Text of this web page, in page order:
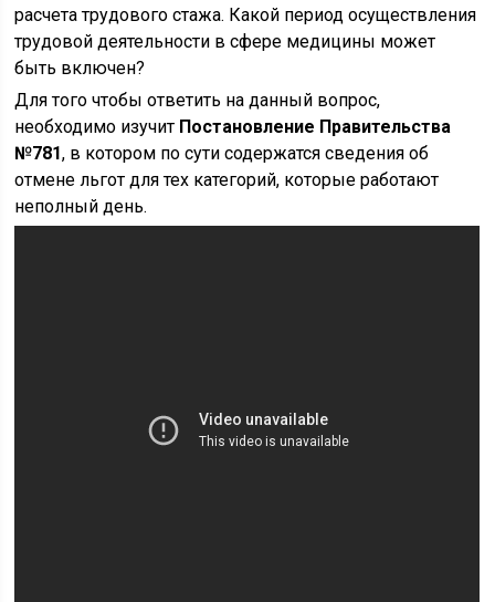
расчета трудового стажа. Какой период осуществления
трудовой деятельности в сфере медицины может
быть включен?
Для того чтобы ответить на данный вопрос,
необходимо изучит Постановление Правительства
№781, в котором по сути содержатся сведения об
отмене льгот для тех категорий, которые работают
неполный день.